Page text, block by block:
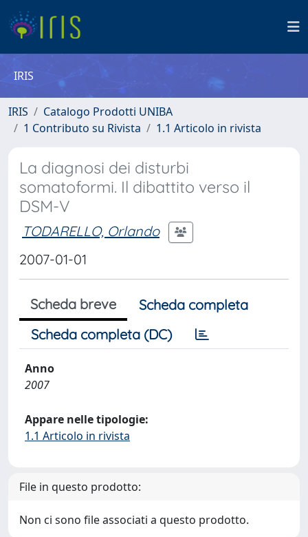
IRIS
IRIS
Catalogo Prodotti UNIBA
1 Contributo su Rivista
1.1 Articolo in rivista
La diagnosi dei disturbi
somatoformi. Il dibattito verso il
DSM-V
TODARELLO, Orlando
2007-01-01
Scheda breve
Scheda completa
Scheda completa (DC)
Anno
2007
Appare nelle tipologie:
1.1 Articolo in rivista
File in questo prodotto:
Non ci sono file associati a questo prodotto.